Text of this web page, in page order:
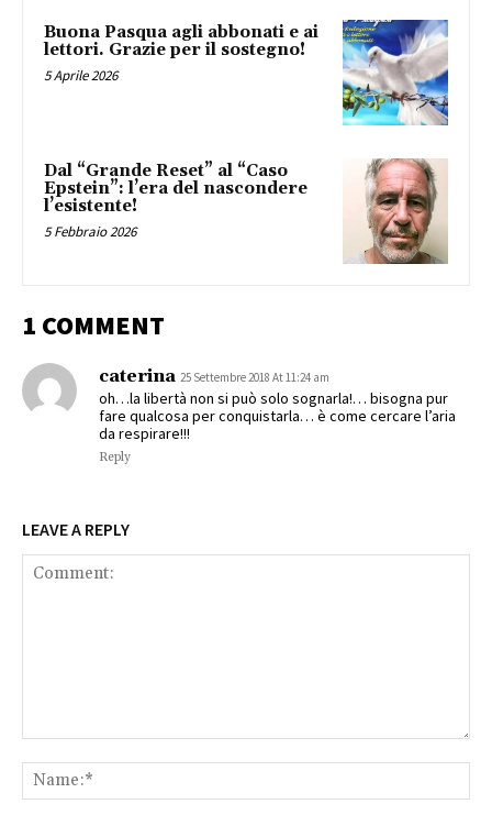
Buona Pasqua agli abbonati e ai
lettori. Grazie per il sostegno!
5 Aprile 2026
Dal “Grande Reset” al “Caso
Epstein”: l’era del nascondere
l’esistente!
5 Febbraio 2026
1 COMMENT
caterina 25 Settembre 2018 At 11:24 am
oh…la libertà non si può solo sognarla!… bisogna pur
fare qualcosa per conquistarla… è come cercare l’aria
da respirare!!!
Reply
LEAVE A REPLY